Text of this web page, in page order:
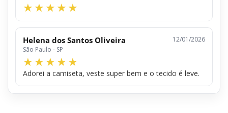
Helena dos Santos Oliveira
São Paulo - SP
12/01/2026
Adorei a camiseta, veste super bem e o tecido é leve.